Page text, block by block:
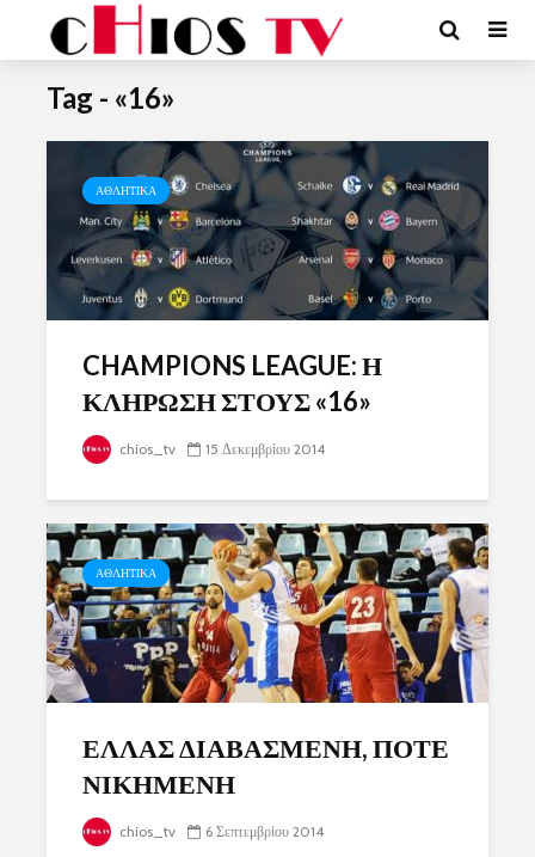
Tag - «16»
ΑΘΛΗΤΙΚΑ
CHAMPIONS LEAGUE: Η
ΚΛΗΡΩΣΗ ΣΤΟΥΣ «16»
chios_tv 15 Δεκεμβρίου 2014
ΑΘΛΗΤΙΚΑ
ΕΛΛΑΣ ΔΙΑΒΑΣΜΕΝΗ, ΠΟΤΕ
ΝΙΚΗΜΕΝΗ
chios_tv 6 Σεπτεμβρίου 2014